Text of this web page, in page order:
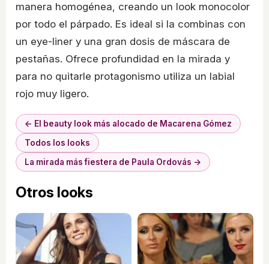
manera homogénea, creando un look monocolor
por todo el párpado. Es ideal si la combinas con
un eye-liner y una gran dosis de máscara de
pestañas. Ofrece profundidad en la mirada y
para no quitarle protagonismo utiliza un labial
rojo muy ligero.
← El beauty look más alocado de Macarena Gómez
Todos los looks
La mirada más fiestera de Paula Ordovás →
Otros looks